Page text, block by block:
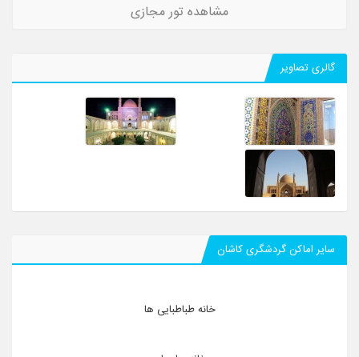
مشاهده تور مجازی
گالری تصاویر
سایر اماکن گردشگری کاشان
خانه طباطبایی ها